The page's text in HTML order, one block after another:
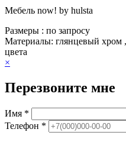
Мебель now! by hulsta
Размеры : по запросу
Материалы: глянцевый хром
цвета
×
Перезвоните мне
Имя *
Телефон *